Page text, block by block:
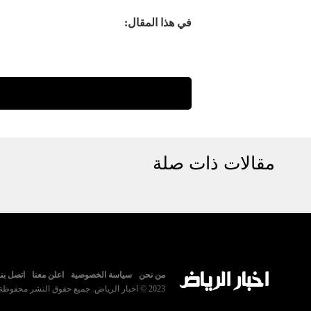
في هذا المقال:
مقالات ذات صلة
من نحن سياسة الخصوصية اعلن معنا
اتصل
2023 © اخبار الرياض. جميع حقوق النشر محفوظة.